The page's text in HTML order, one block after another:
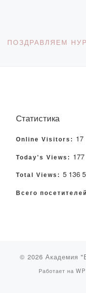
Статистика
Online Visitors: 17
Today's Views: 177
Total Views: 5 136
Всего
© 2026 Академия
Работает на WP